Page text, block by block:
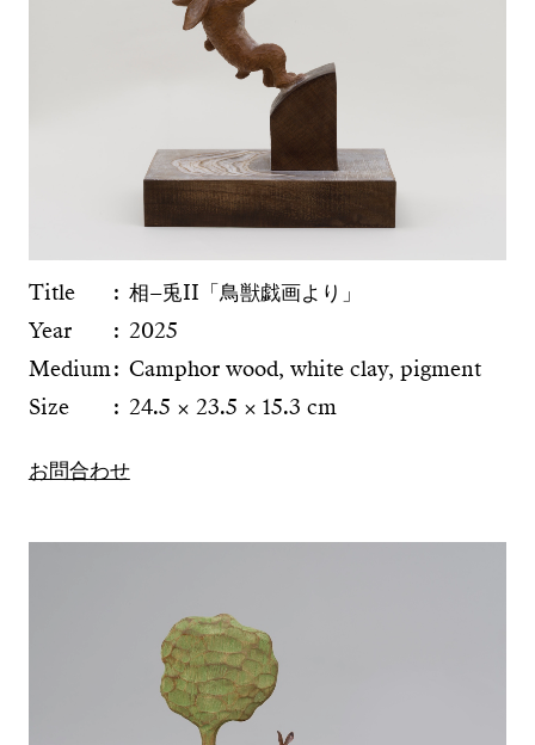
Title
相–兎II「鳥獣戯画より」
Year
2025
Medium Camphor wood, white clay, pigment
Size
24.5 × 23.5 × 15.3 cm
お問合わせ